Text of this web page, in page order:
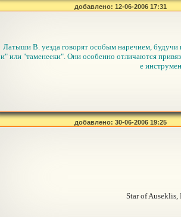
добавлено: 12-06-2006 17:31
Латыши В. уезда говорят особым наречием,
и" или "таменееки". Они особенно отличаются
е
добавлено: 30-06-2006 19:25
Star of